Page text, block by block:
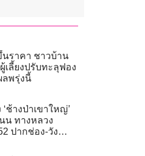
ราคา ชาวบ้าน
เลี้ยงปรับทะลุฟอง
ลพรุ่งนี้
‘ช้างป่าเขาใหญ่’
น ทางหลวง
ปากช่อง-วังน้ำ